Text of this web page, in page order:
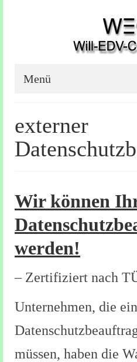
Menü
IT – Dienstleistungen
Kamera überwachung
Netzwerk / Exchange
externer
Referenzen
Kontaktformular
externer
Wir können
werden!
– Zertifiziert nach
Unternehmen, die
müssen, haben die